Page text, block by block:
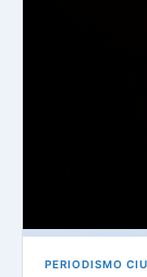
PERIODISMO